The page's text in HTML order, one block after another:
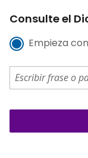
Consulte el
Empieza con